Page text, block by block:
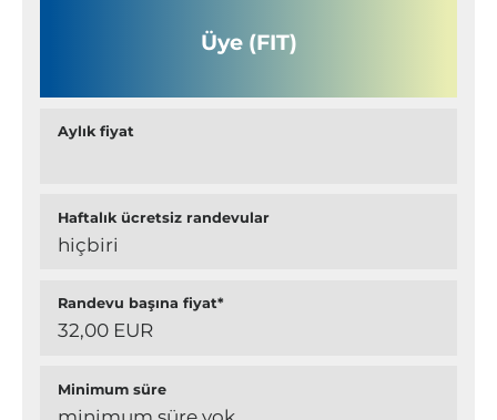
Üye (FIT)
Aylık fiyat
Haftalık ücretsiz randevular
hiçbiri
Randevu başına fiyat*
32,00 EUR
Minimum süre